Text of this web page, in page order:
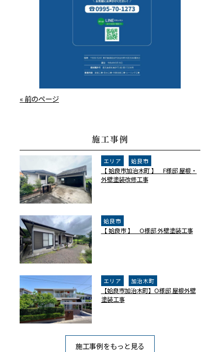
« 前のページ
施工事例
エリア 姶良市
【 姶良市加治木町 】 F様邸 屋根・
外壁塗装改修工事
姶良市
【 姶良市 】 O様邸 外壁塗装工事
エリア 加治木町
【姶良市加治木町】O様邸 屋根外壁
塗装工事
施工事例をもっと見る